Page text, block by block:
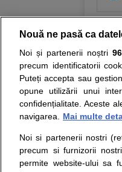
nici
ii
Nouă ne pasă ca
Noi și partenerii noștri
precum identificatorii
Puteți accepta sau
opune utilizării unui
confidențialitate. Aceste
navigarea.
Mai multe
Noi si partenerii nostri
precum si furnizorii
permite website-ului sa